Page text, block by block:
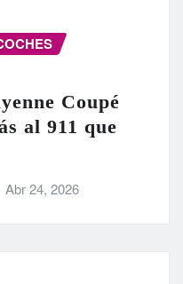
Coupé
al 911 que
Abr 24, 2026